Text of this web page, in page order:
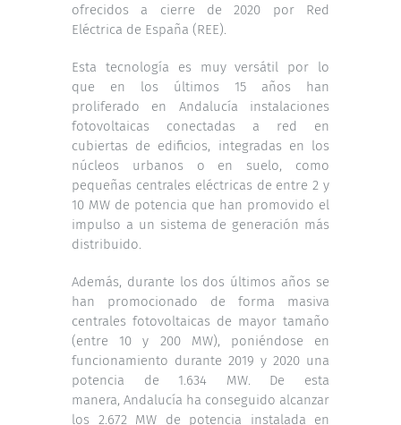
ofrecidos a cierre de 2020 por Red
Eléctrica de España (REE).
Esta tecnología es muy versátil por lo
que en los últimos 15 años han
proliferado en Andalucía instalaciones
fotovoltaicas conectadas a red en
cubiertas de edificios, integradas en los
núcleos urbanos o en suelo, como
pequeñas centrales eléctricas de entre 2 y
10 MW de potencia que han promovido el
impulso a un sistema de generación más
distribuido.
Además, durante los dos últimos años se
han promocionado de forma masiva
centrales fotovoltaicas de mayor tamaño
(entre 10 y 200 MW), poniéndose en
funcionamiento durante 2019 y 2020 una
potencia de 1.634 MW. De esta
manera, Andalucía ha conseguido alcanzar
los 2.672 MW de potencia instalada en